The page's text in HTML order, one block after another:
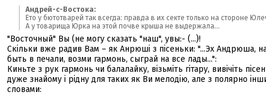
Андрей-с-Востока:
Ето у бютотварей так всегда: правда в их секте только на стороне
А у товарища Юрка на этой почве крыша не выдержала...
"Восточный" Вы (не могу сказать "наш", увы:- (...)!
Скільки вже радив Вам – як Анрюші з пісеньки: "...Эх Андрюша,
быть в печали, возми гармонь, сыграй на все лады...":
Киньте з рук гармонь чи балалайку, візьміть гітару, вивічіть
дуже знайому і рідну для таких як Ви мелодію, але з полярно
словами: